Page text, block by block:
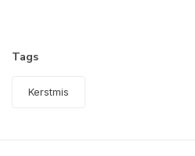
Tags
Kerstmis